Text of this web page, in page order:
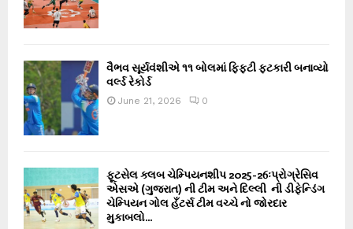
વૈભવ સૂર્યવંશીએ ૧૧ બોલમાં ફિફ્ટી ફટકારી બનાવ્યો
વર્લ્ડ રેકોર્ડ
June 21, 2026 0
ફૂટસેલ ક્લબ ચેમ્પિયનશીપ 2025-26ઃપ્રોગ્રેસિવ
એસએ (ગુજરાત) ની ટીમ અને દિલ્લી ની ડીફેન્ડિંગ
ચેમ્પિયન ગોલ હઁટર્સ ટીમ વચ્ચે નો જોરદાર
મુકાબલો...